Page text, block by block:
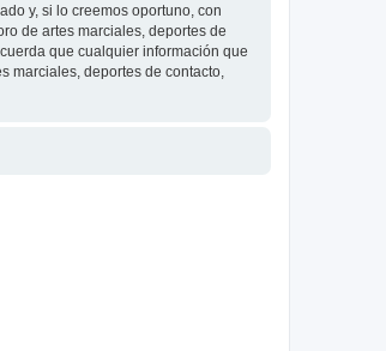
y, si lo creemos oportuno, con
de artes marciales, deportes de
que cualquier información que
marciales, deportes de contacto,